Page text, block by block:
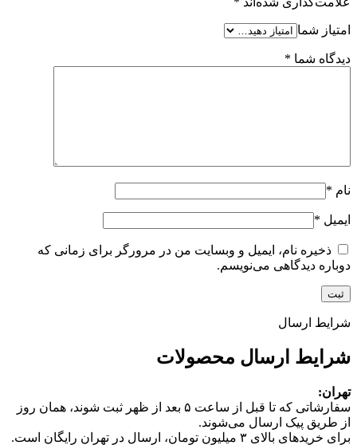
امتیاز شما
دیدگاه شما *
نام *
ایمیل *
ذخیره نام، ایمیل و وبسایت من در مرورگر برای زمانی که
دوباره دیدگاهی می‌نویسم.
شرایط ارسال
شرایط ارسال محصولات
تهران:
سفارشاتی که تا قبل از ساعت ۵ بعد از ظهر ثبت شوند، همان روز
از طریق پیک ارسال می‌شوند.
برای خریدهای بالای ۳ میلیون تومان، ارسال در تهران رایگان است.